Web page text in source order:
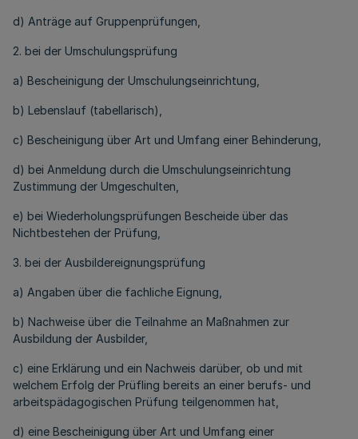
d) Anträge auf Gruppenprüfungen,
2. bei der Umschulungsprüfung
a) Bescheinigung der Umschulungseinrichtung,
b) Lebenslauf (tabellarisch),
c) Bescheinigung über Art und Umfang einer Behinderung,
d) bei Anmeldung durch die Umschulungseinrichtung
Zustimmung der Umgeschulten,
e) bei Wiederholungsprüfungen Bescheide über das
Nichtbestehen der Prüfung,
3. bei der Ausbildereignungsprüfung
a) Angaben über die fachliche Eignung,
b) Nachweise über die Teilnahme an Maßnahmen zur
Ausbildung der Ausbilder,
c) eine Erklärung und ein Nachweis darüber, ob und mit
welchem Erfolg der Prüfling bereits an einer berufs- und
arbeitspädagogischen Prüfung teilgenommen hat,
d) eine Bescheinigung über Art und Umfang einer